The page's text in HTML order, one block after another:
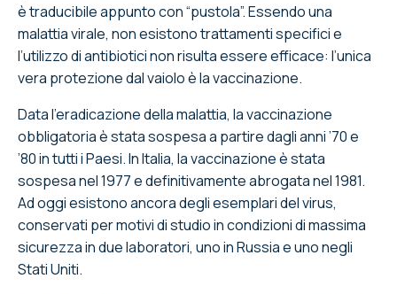
è traducibile appunto con “pustola”. Essendo una
malattia virale, non esistono trattamenti specifici e
l’utilizzo di antibiotici non risulta essere efficace: l’unica
vera protezione dal vaiolo è la vaccinazione.
Data l'eradicazione della malattia, la vaccinazione
obbligatoria è stata sospesa a partire dagli anni ’70 e
’80 in tutti i Paesi. In Italia, la vaccinazione è stata
sospesa nel 1977 e definitivamente abrogata nel 1981.
Ad oggi esistono ancora degli esemplari del virus,
conservati per motivi di studio in condizioni di massima
sicurezza in due laboratori, uno in Russia e uno negli
Stati Uniti.